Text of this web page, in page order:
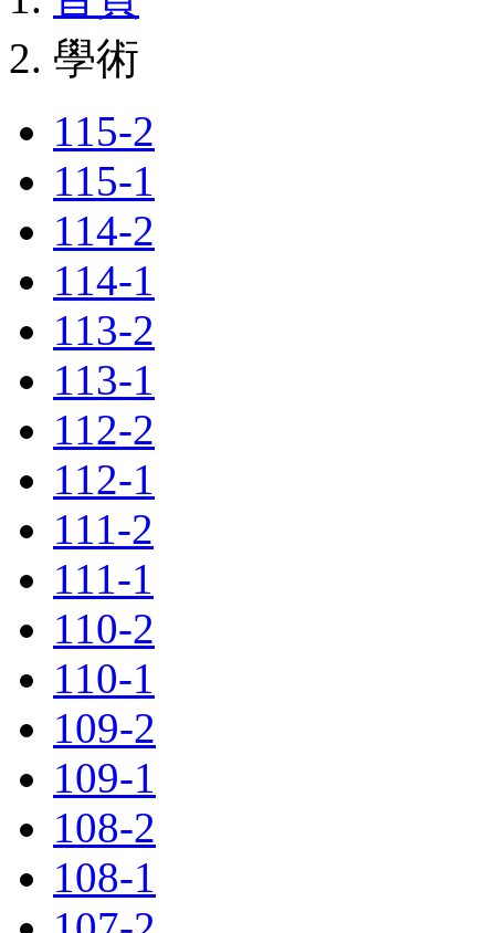
學術
115-2
115-1
114-2
114-1
113-2
113-1
112-2
112-1
111-2
111-1
110-2
110-1
109-2
109-1
108-2
108-1